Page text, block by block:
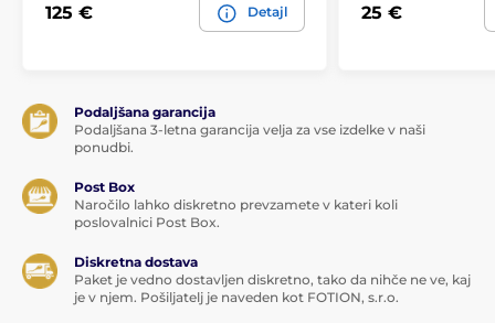
125 € Detajl 25 €
Podaljšana garancija
Podaljšana 3-letna garancija velja za vse izdelke v naši
ponudbi.
Post Box
Naročilo lahko diskretno prevzamete v kateri koli
poslovalnici Post Box.
Diskretna dostava
Paket je vedno dostavljen diskretno, tako da nihče ne ve, kaj
je v njem. Pošiljatelj je naveden kot FOTION, s.r.o.